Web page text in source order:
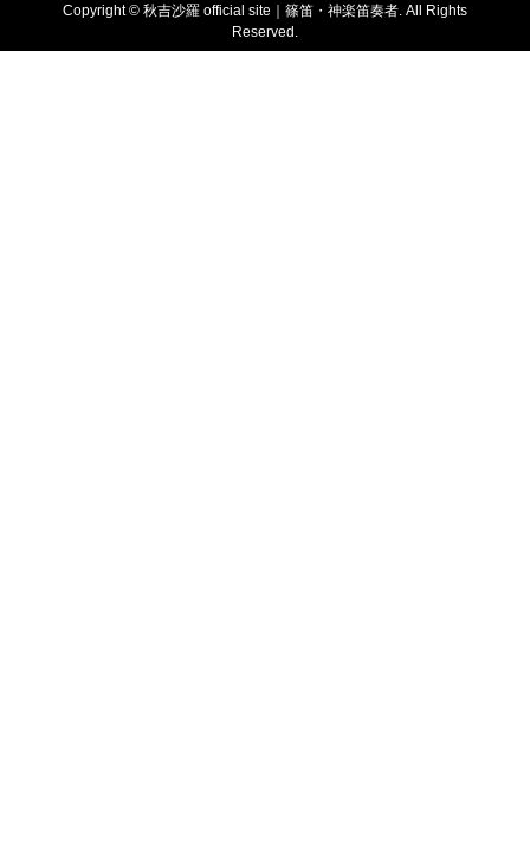
Copyright © 秋吉沙羅 official site｜篠笛・神楽笛奏者. All Rights
Reserved.